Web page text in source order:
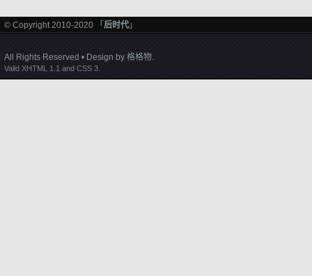
© Copyright 2010-2020 「 后时代 」
All Rights Reserved • Design by 格格物.
Valid XHTML 1.1 and CSS 3.